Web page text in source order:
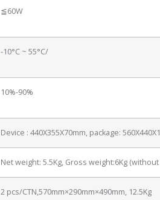
≦60W
-10°C ~ 55°C/
10%-90%
Device : 440X355X70mm, package:
Net weight: 5.5Kg, Gross weight:6Kg (without
2 pcs/CTN,570mm×290mm×490mm, 12.5Kg